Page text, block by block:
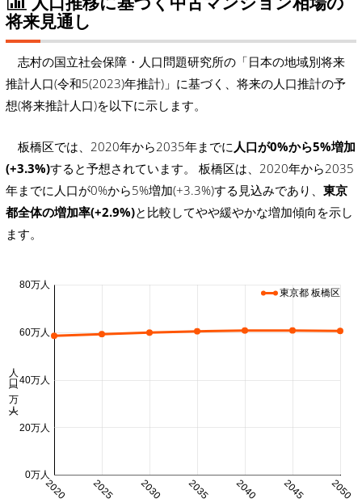
将来見通し
志村の国立社会保障・人口問題研究所の「日本の地域別将来
推計人口(令和5(2023)年推計)」に基づく、将来の人口推計の予
想(将来推計人口)を以下に示します。
板橋区では、2020年から2035年までに 人口が0%から5%増加
(+3.3%)すると予想されています。 板橋区は、2020年から2035
年までに人口が0%から5%増加(+3.3%)する見込みであり、 東京
都全体の増加率(+2.9%)と比較してやや緩やかな増加傾向を示し
ます。
2020 2025 2030 2035 2040 2045 2050
0万人
20万人
40万人
60万人
80万人
人口 (万人)
東京都 板橋区